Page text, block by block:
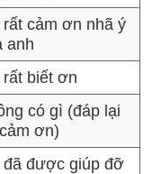
rất cảm ơn nhã ý
anh
rất biết ơn
có gì (đáp lại
ơn)
đã được giúp đỡ